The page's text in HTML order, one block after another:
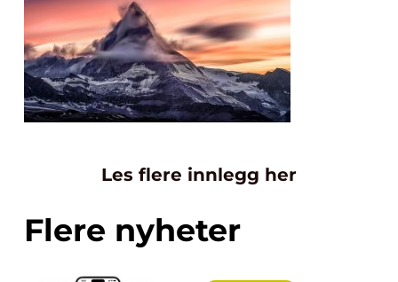
Les flere innlegg her
Flere nyheter